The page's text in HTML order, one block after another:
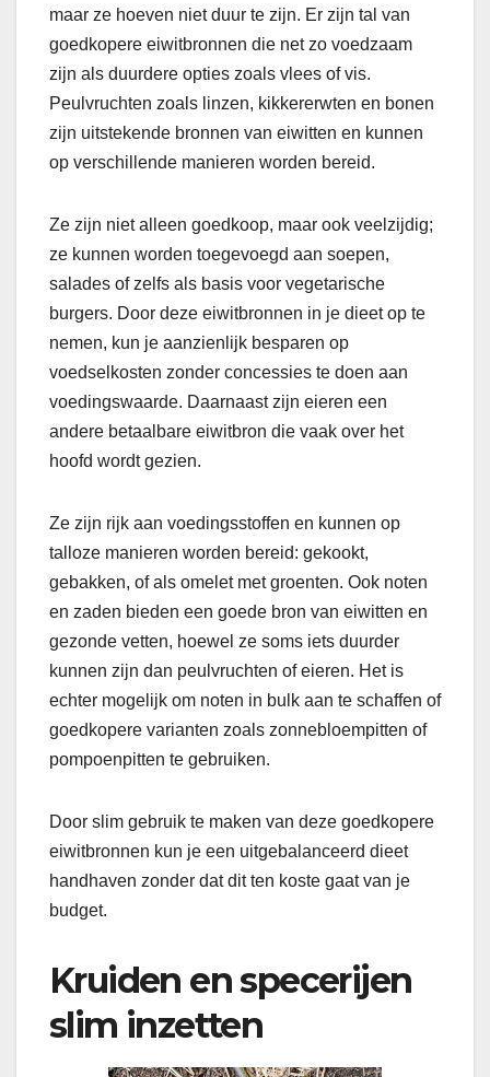
maar ze hoeven niet duur te zijn. Er zijn tal van
goedkopere eiwitbronnen die net zo voedzaam
zijn als duurdere opties zoals vlees of vis.
Peulvruchten zoals linzen, kikkererwten en bonen
zijn uitstekende bronnen van eiwitten en kunnen
op verschillende manieren worden bereid.
Ze zijn niet alleen goedkoop, maar ook veelzijdig;
ze kunnen worden toegevoegd aan soepen,
salades of zelfs als basis voor vegetarische
burgers. Door deze eiwitbronnen in je dieet op te
nemen, kun je aanzienlijk besparen op
voedselkosten zonder concessies te doen aan
voedingswaarde. Daarnaast zijn eieren een
andere betaalbare eiwitbron die vaak over het
hoofd wordt gezien.
Ze zijn rijk aan voedingsstoffen en kunnen op
talloze manieren worden bereid: gekookt,
gebakken, of als omelet met groenten. Ook noten
en zaden bieden een goede bron van eiwitten en
gezonde vetten, hoewel ze soms iets duurder
kunnen zijn dan peulvruchten of eieren. Het is
echter mogelijk om noten in bulk aan te schaffen of
goedkopere varianten zoals zonnebloempitten of
pompoenpitten te gebruiken.
Door slim gebruik te maken van deze goedkopere
eiwitbronnen kun je een uitgebalanceerd dieet
handhaven zonder dat dit ten koste gaat van je
budget.
Kruiden en specerijen
slim inzetten